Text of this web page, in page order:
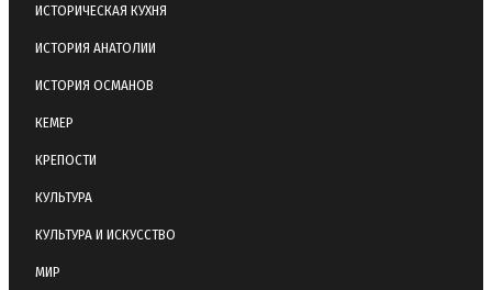
ИСТОРИЧЕСКАЯ КУХНЯ
ИСТОРИЯ АНАТОЛИИ
ИСТОРИЯ ОСМАНОВ
КЕМЕР
КРЕПОСТИ
КУЛЬТУРА
КУЛЬТУРА И ИСКУССТВО
МИР